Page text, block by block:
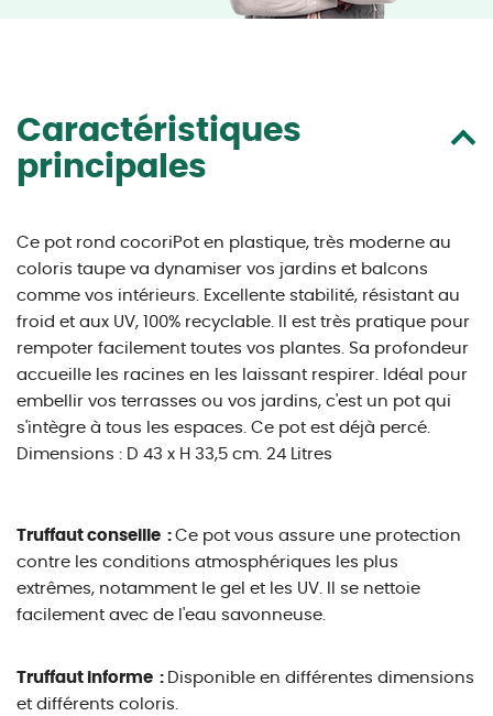
Caractéristiques
principales
Ce pot rond cocoriPot en plastique, très moderne au
coloris taupe va dynamiser vos jardins et balcons
comme vos intérieurs. Excellente stabilité, résistant au
froid et aux UV, 100% recyclable. Il est très pratique pour
rempoter facilement toutes vos plantes. Sa profondeur
accueille les racines en les laissant respirer. Idéal pour
embellir vos terrasses ou vos jardins, c'est un pot qui
s'intègre à tous les espaces. Ce pot est déjà percé.
Dimensions : D 43 x H 33,5 cm. 24 Litres
Truffaut conseille : Ce pot vous assure une protection
contre les conditions atmosphériques les plus
extrêmes, notamment le gel et les UV. Il se nettoie
facilement avec de l'eau savonneuse.
Truffaut informe : Disponible en différentes dimensions
et différents coloris.